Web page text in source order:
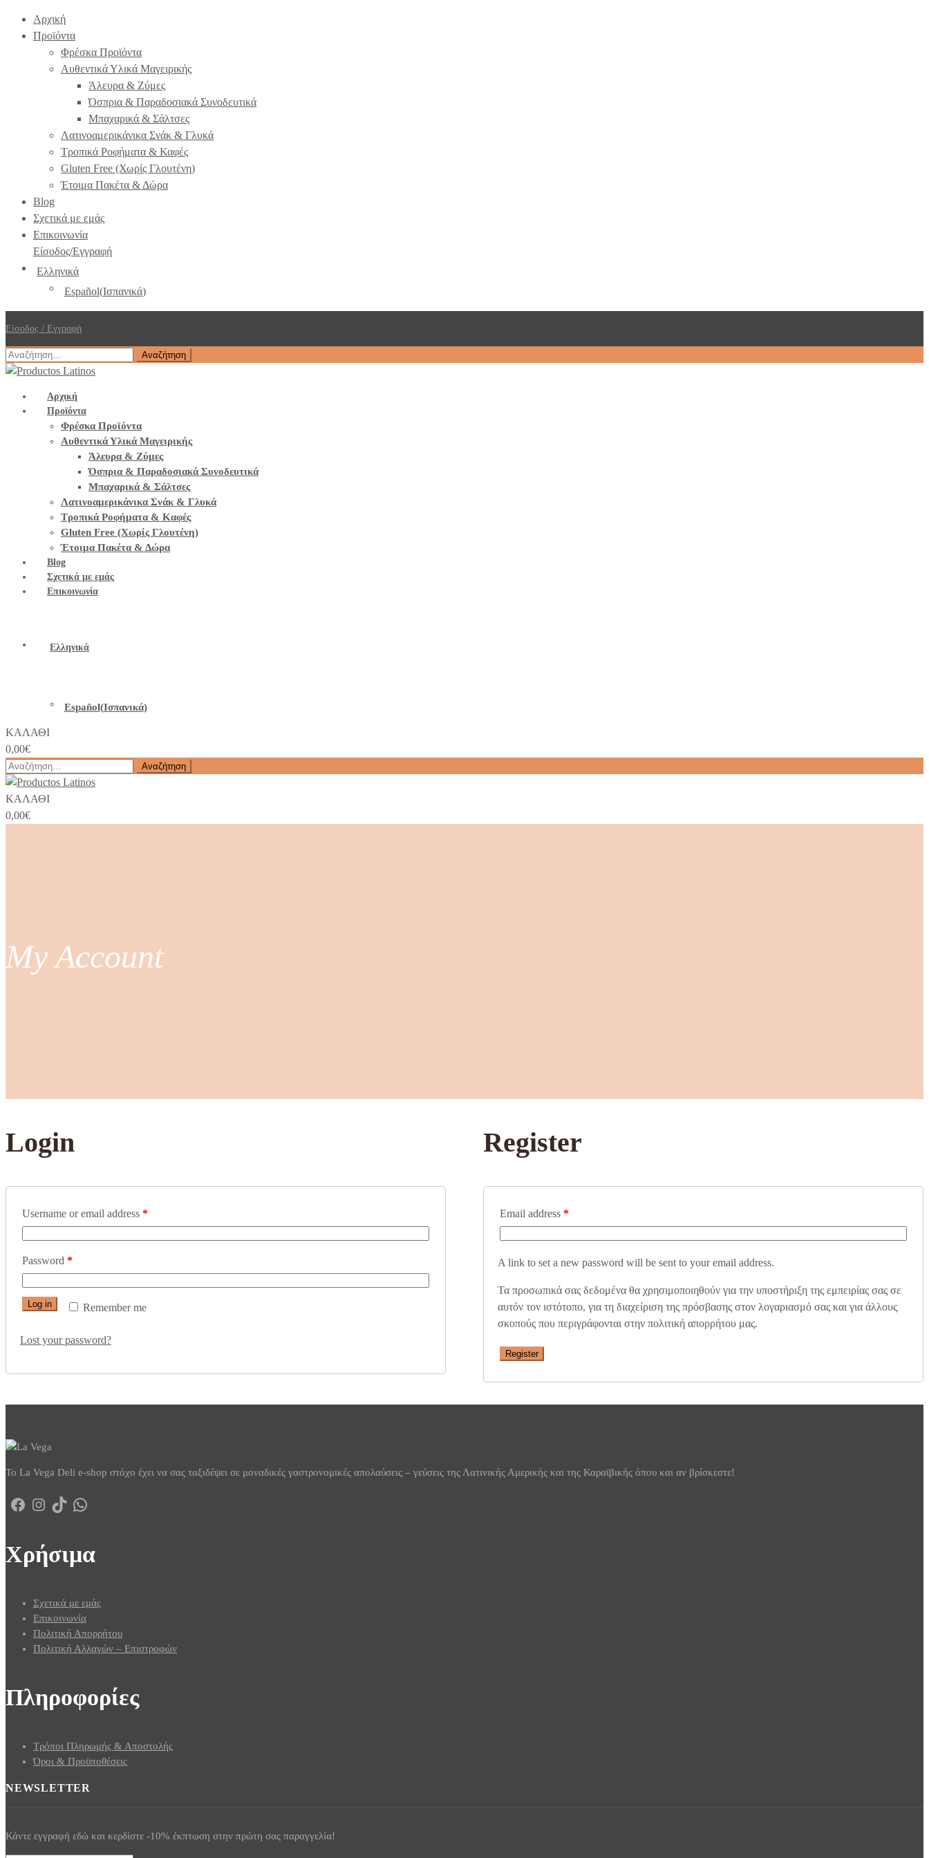
Αρχική
Προϊόντα
Φρέσκα Προϊόντα
Αυθεντικά Υλικά Μαγειρικής
Άλευρα & Ζύμες
Όσπρια & Παραδοσιακά Συνοδευτικά
Μπαχαρικά & Σάλτσες
Λατινοαμερικάνικα Σνάκ & Γλυκά
Τροπικά Ροφήματα & Καφές
Gluten Free (Χωρίς Γλουτένη)
Έτοιμα Πακέτα & Δώρα
Blog
Σχετικά με εμάς
Επικοινωνία
Είσοδος/Εγγραφή
Ελληνικά
Español(Ισπανικά)
Είσοδος / Εγγραφή
Αναζήτηση
για:
Αρχική
Προϊόντα
Φρέσκα Προϊόντα
Αυθεντικά Υλικά Μαγειρικής
Άλευρα & Ζύμες
Όσπρια & Παραδοσιακά Συνοδευτικά
Μπαχαρικά & Σάλτσες
Λατινοαμερικάνικα Σνάκ & Γλυκά
Τροπικά Ροφήματα & Καφές
Gluten Free (Χωρίς Γλουτένη)
Έτοιμα Πακέτα & Δώρα
Blog
Σχετικά με εμάς
Επικοινωνία
Ελληνικά
Español(Ισπανικά)
ΚΑΛΑΘΙ
0,00€
Αναζήτηση
για:
ΚΑΛΑΘΙ
0,00€
My Account
Login
Username or email address *
Password *
Remember me
Log in
Lost your password?
Register
Email address *
A link to set a new password will be sent to your email address.
Τα προσωπικά σας δεδομένα θα χρησιμοποιηθούν για την υποστήριξη της εμπειρίας σας σε
αυτόν τον ιστότοπο, για τη διαχείριση της πρόσβασης στον λογαριασμό σας και για άλλους
σκοπούς που περιγράφονται στην πολιτική απορρήτου μας.
Register
To La Vega Deli e-shop στόχο έχει να σας ταξιδέψει σε μοναδικές γαστρονομικές απολαύσεις – γεύσεις της Λατινικής Αμερικής και της Καραϊβικής όπου και αν βρίσκεστε!
Facebook
Instagram
TikTokWhatsApp
Χρήσιμα
Σχετικά με εμάς
Επικοινωνία
Πολιτική Απορρήτου
Πολιτική Αλλαγών – Επιστροφών
Πληροφορίες
Τρόποι Πληρωμής & Αποστολής
Όροι & Προϋποθέσεις
NEWSLETTER
Κάντε εγγραφή εδώ και κερδίστε -10% έκπτωση στην πρώτη σας παραγγελία!